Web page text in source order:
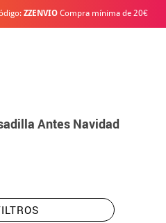
ZZENVIO Compra mínima de 20€
Antes Navidad